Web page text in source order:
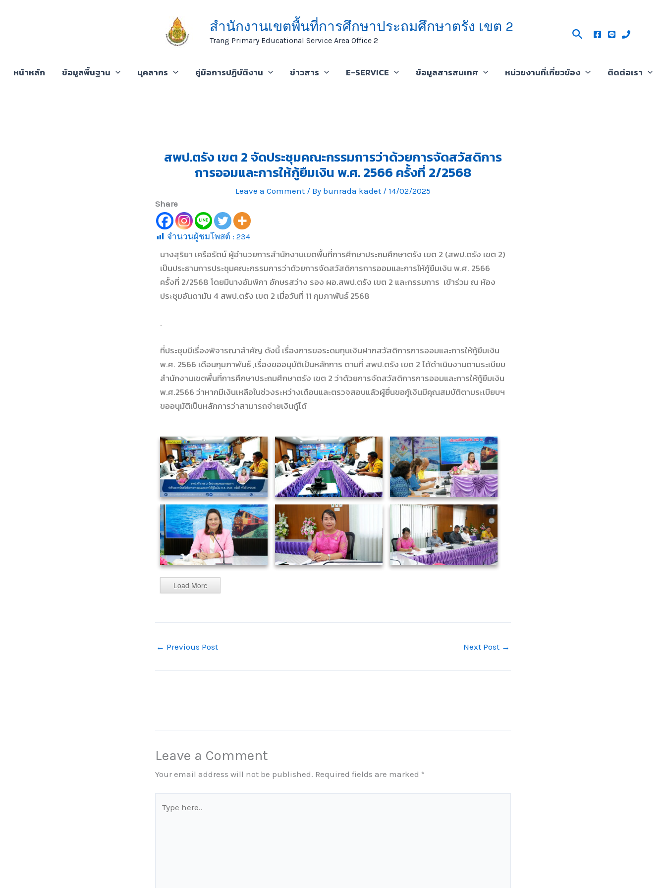
สำนักงานเขตพื้นที่การศึกษาประถมศึกษาตรัง เขต 2
Trang Primary Educational Service Area Office 2
Search
หน้าหลัก ข้อมูลพื้นฐาน บุคลากร คู่มือการปฏิบัติงาน ข่าวสาร E-SERVICE ข้อมูลสารสนเทศ หน่วยงานที่เกี่ยวข้อง ติดต่อเรา
สพป.ตรัง เขต 2 จัดประชุมคณะกรรมการว่าด้วยการจัดสวัสดิการ
การออมและการให้กู้ยืมเงิน พ.ศ. 2566 ครั้งที่ 2/2568
Leave a Comment / By bunrada kadet / 14/02/2025
Share
จำนวนผู้ชมโพสต์ : 234
นางสุริยา เครือรัตน์ ผู้อำนวยการสำนักงานเขตพื้นที่การศึกษาประถมศึกษาตรัง เขต 2 (สพป.ตรัง เขต 2)
เป็นประธานการประชุมคณะกรรมการว่าด้วยการจัดสวัสดิการการออมและการให้กู้ยืมเงิน พ.ศ. 2566
ครั้งที่ 2/2568 โดยมีนางอัมพิกา อักษรสว่าง รอง ผอ.สพป.ตรัง เขต 2 และกรรมการ เข้าร่วม ณ ห้อง
ประชุมอันดามัน 4 สพป.ตรัง เขต 2 เมื่อวันที่ 11 กุมภาพันธ์ 2568
.
ที่ประชุมมีเรื่องพิจารณาสำคัญ ดังนี้ เรื่องการขอระดมทุนเงินฝากสวัสดิการการออมและการให้กู้ยืมเงิน
พ.ศ. 2566 เดือนกุมภาพันธ์ ,เรื่องขออนุมัติเป็นหลักการ ตามที่ สพป.ตรัง เขต 2 ได้ดำเนินงานตามระเบียบ
สำนักงานเขตพื้นที่การศึกษาประถมศึกษาตรัง เขต 2 ว่าด้วยการจัดสวัสดิการการออมและการให้กู้ยืมเงิน
พ.ศ.2566 ว่าหากมีเงินเหลือในช่วงระหว่างเดือนและตรวจสอบแล้วผู้ยื่นขอกู้เงินมีคุณสมบัติตามระเบียบฯ
ขออนุมัติเป็นหลักการว่าสามารถจ่ายเงินกู้ได้
Load More
← Previous Post Next Post →
Leave a Comment
Your email address will not be published. Required fields are marked *
here..